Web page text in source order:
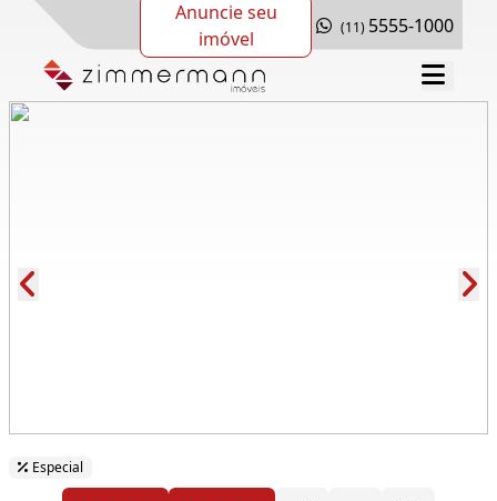
Anuncie seu
imóvel
(11) 5555-1000
Especial